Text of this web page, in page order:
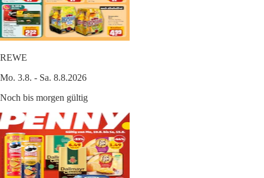
REWE
Mo. 3.8. - Sa. 8.8.2026
Noch bis morgen gültig